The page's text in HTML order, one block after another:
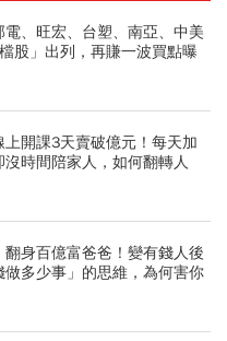
、旺宏、台塑、南亞、中美
股」出列，再賺一波買點曝
開課3天賣破億元！每天加
時間陪家人，如何翻轉人
身百億富爸爸！變有錢人後
多少事」的思維，為何害你